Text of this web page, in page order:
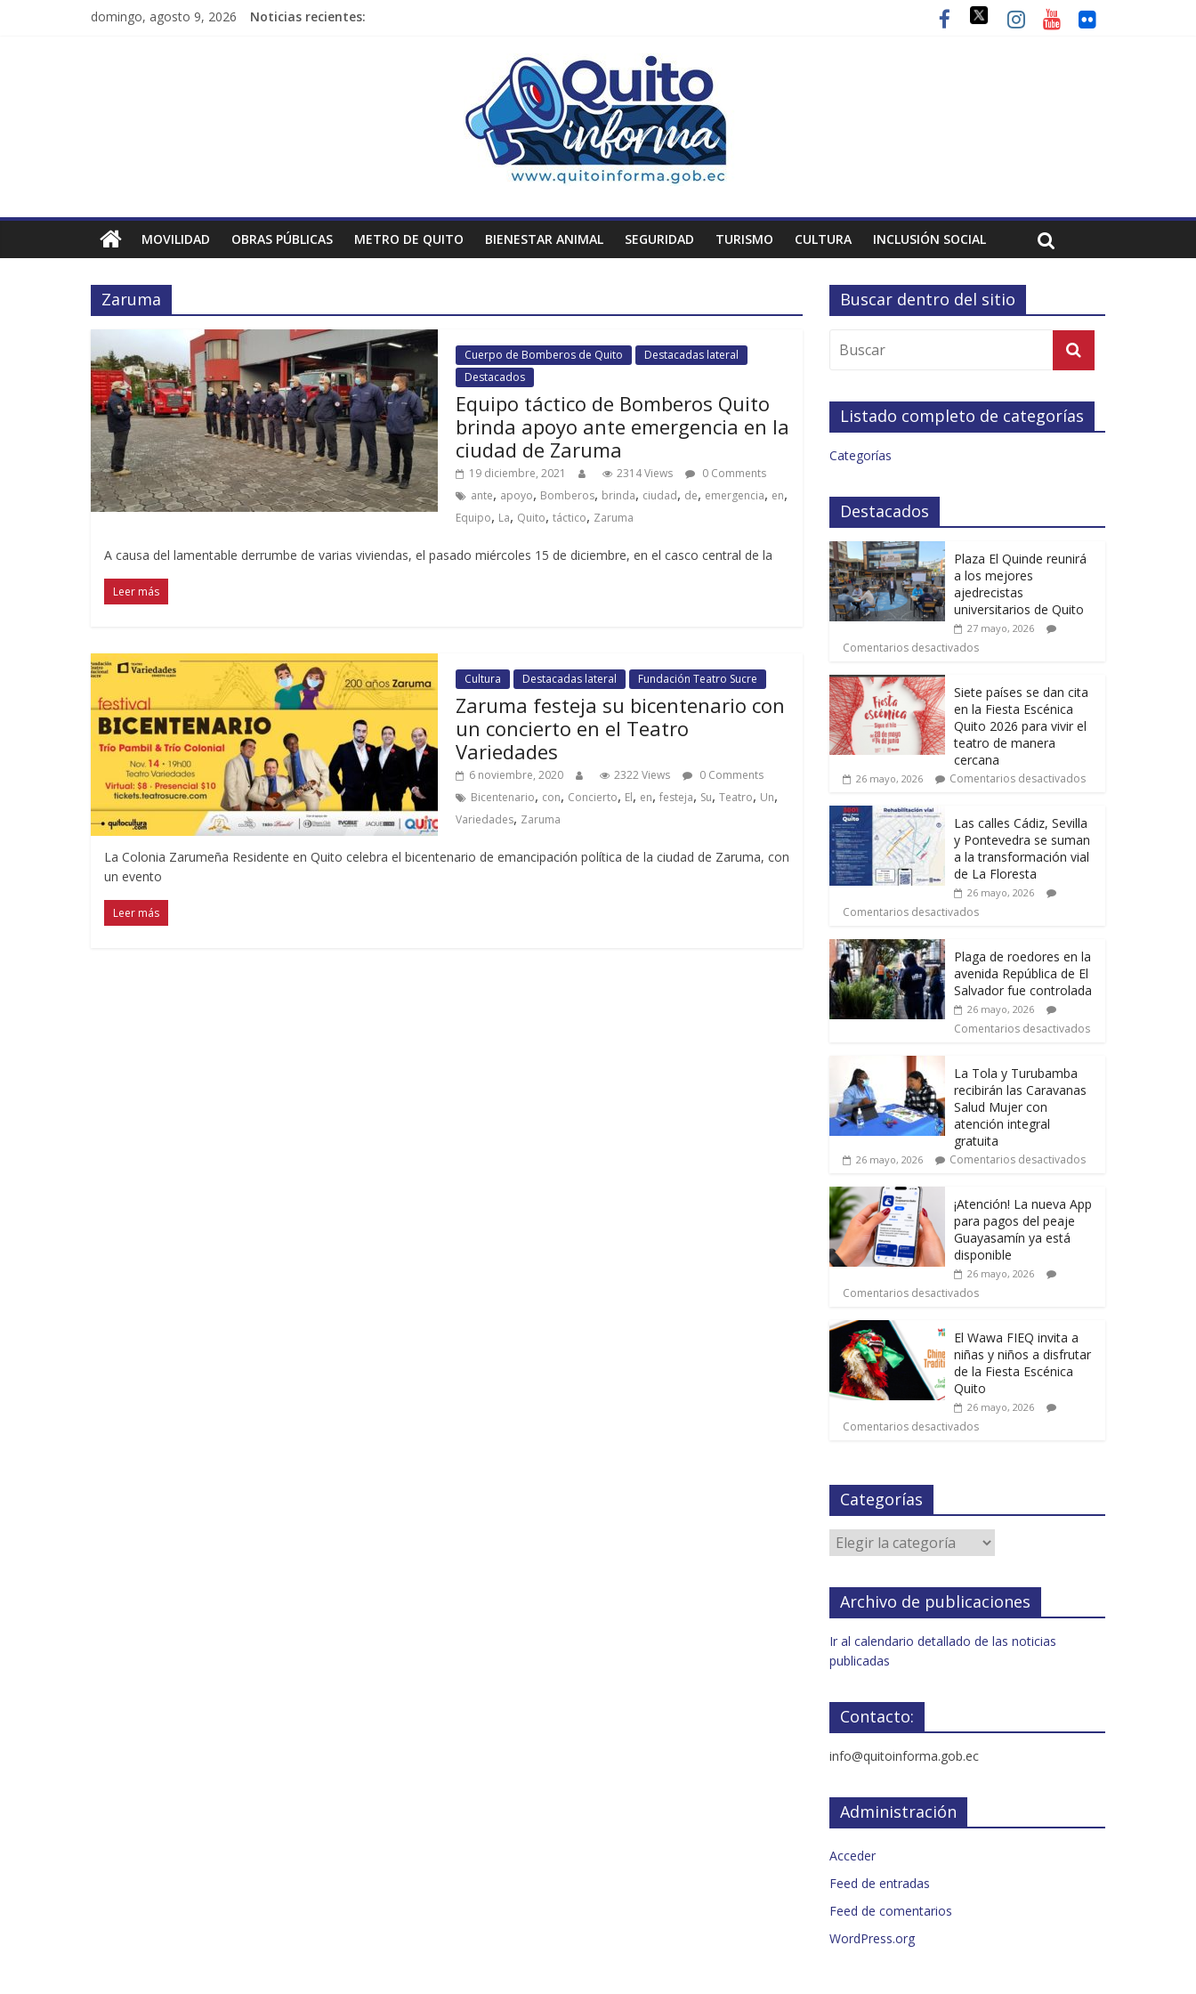
domingo, agosto 9, 2026 Noticias recientes:
MOVILIDAD OBRAS PÚBLICAS METRO DE QUITO BIENESTAR ANIMAL SEGURIDAD TURISMO CULTURA INCLUSIÓN SOCIAL
Zaruma
Cuerpo de Bomberos de Quito
Destacadas lateral
Destacados
Equipo táctico de Bomberos Quito
brinda apoyo ante emergencia en la
ciudad de Zaruma
19 diciembre, 2021 2314 Views
0 Comments
ante, apoyo, Bomberos, brinda, ciudad, de, emergencia, en,
Equipo, La, Quito, táctico, Zaruma
A causa del lamentable derrumbe de varias viviendas, el pasado miércoles 15 de diciembre, en el casco central de la
Leer más
Cultura Destacadas lateral Fundación Teatro Sucre
Zaruma festeja su bicentenario con
un concierto en el Teatro
Variedades
6 noviembre, 2020 2322 Views
0 Comments
Bicentenario, con, Concierto, El, en, festeja, Su, Teatro, Un,
Variedades, Zaruma
La Colonia Zarumeña Residente en Quito celebra el bicentenario de emancipación política de la ciudad de Zaruma, con
un evento
Leer más
Buscar dentro del sitio
Listado completo de categorías
Categorías
Destacados
Plaza El Quinde reunirá
a los mejores
ajedrecistas
universitarios de Quito
27 mayo, 2026
Comentarios desactivados
Siete países se dan cita
en la Fiesta Escénica
Quito 2026 para vivir el
teatro de manera
cercana
26 mayo, 2026 Comentarios desactivados
Las calles Cádiz, Sevilla
y Pontevedra se suman
a la transformación vial
de La Floresta
26 mayo, 2026
Comentarios desactivados
Plaga de roedores en la
avenida República de El
Salvador fue controlada
26 mayo, 2026
Comentarios desactivados
La Tola y Turubamba
recibirán las Caravanas
Salud Mujer con
atención integral
gratuita
26 mayo, 2026 Comentarios desactivados
¡Atención! La nueva App
para pagos del peaje
Guayasamín ya está
disponible
26 mayo, 2026
Comentarios desactivados
El Wawa FIEQ invita a
niñas y niños a disfrutar
de la Fiesta Escénica
Quito
26 mayo, 2026
Comentarios desactivados
Categorías
Archivo de publicaciones
Ir al calendario detallado de las noticias
publicadas
Contacto:
info@quitoinforma.gob.ec
Administración
Acceder
Feed de entradas
Feed de comentarios
WordPress.org